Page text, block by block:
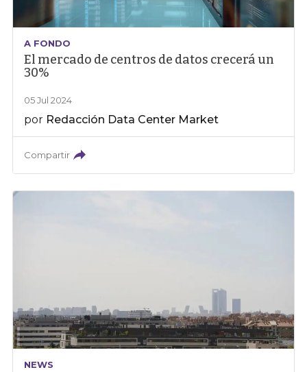
A FONDO
El mercado de centros de datos crecerá un
30%
05 Jul 2024
por Redacción Data Center Market
Compartir
NEWS